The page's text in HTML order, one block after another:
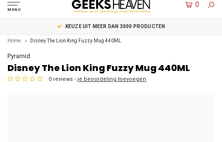
MENU
0
UITSTEKENDE KLANTENSERVICE
Home Disney The Lion King Fuzzy Mug 440ML
Pyramid
Disney The Lion King Fuzzy Mug 440ML
0 reviews - je beoordeling toevoegen